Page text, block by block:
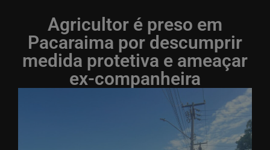
Agricultor é preso em
Pacaraima por descumprir
medida protetiva e ameaçar
ex-companheira